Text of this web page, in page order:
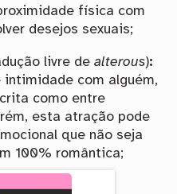
física com
desejos sexuais;
livre dealterous):
com alguém,
como entre
esta atração pode
que não seja
100% romântica;